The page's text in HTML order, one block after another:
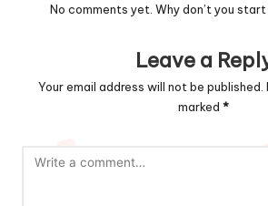
No comments yet. Why don’t you
Leave a
Your email address will not be published.
marked *